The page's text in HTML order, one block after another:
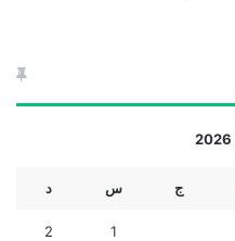
ج س د
1
2